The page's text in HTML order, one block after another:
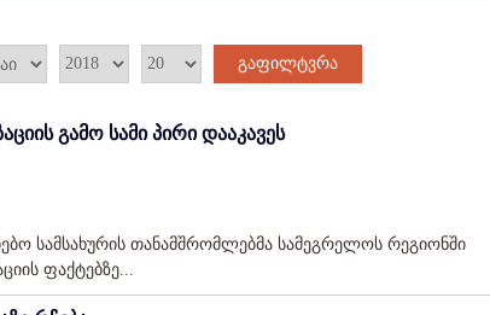
გაფილტვრა
გამო სამი პირი დააკავეს
სამსახურის თანამშრომლებმა სამეგრელოს რეგიონში
ფაქტებზე...